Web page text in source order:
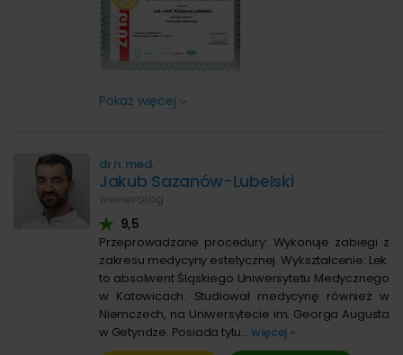
Pokaż więcej
dr n. med.
Jakub Sazanów-Lubelski
wenerolog
9,5
Przeprowadzane procedury: Wykonuje zabiegi z
zakresu medycyny estetycznej. Wykształcenie: Lek.
to absolwent Śląskiego Uniwersytetu Medycznego
w Katowicach. Studiował medycynę również w
Niemczech, na Uniwersytecie im. Georga Augusta
w Getyndze. Posiada tytu...więcej »